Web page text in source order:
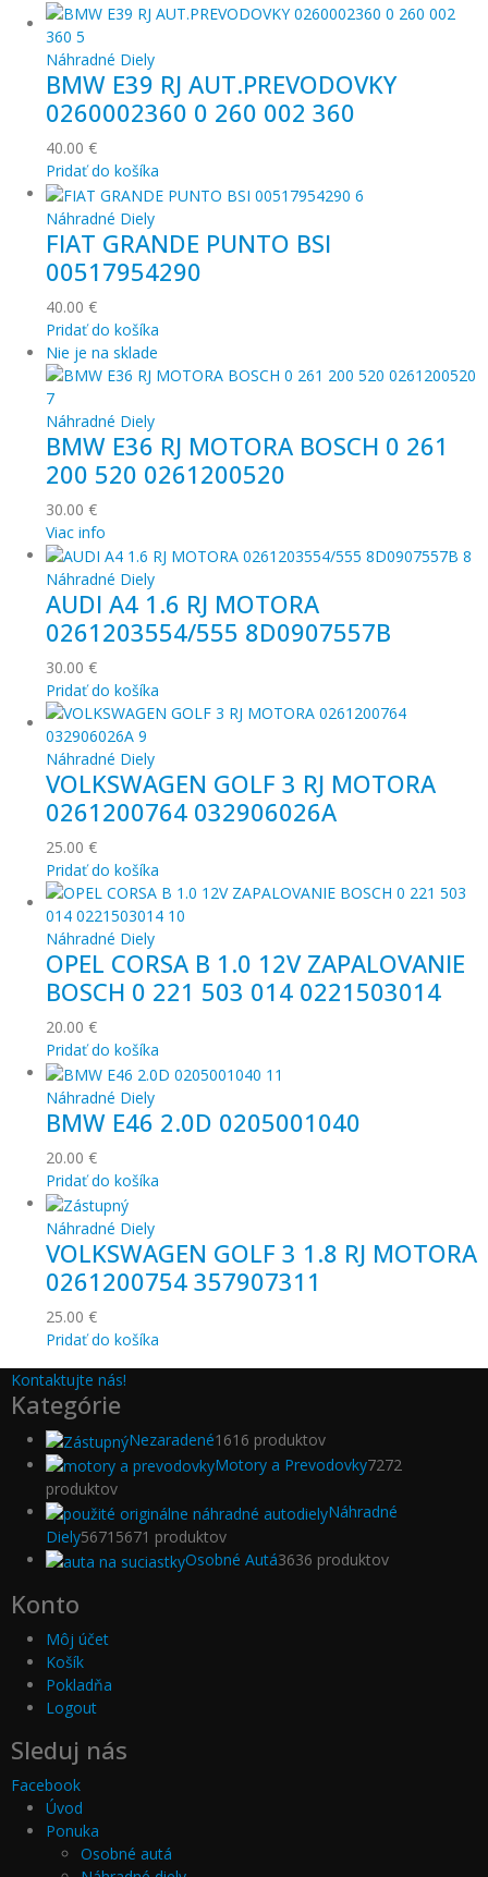
Náhradné Diely
BMW E39 RJ AUT.PREVODOVKY
0260002360 0 260 002 360
40.00 €
Pridať do košíka
Náhradné Diely
FIAT GRANDE PUNTO BSI
00517954290
40.00 €
Pridať do košíka
Nie je na sklade
Náhradné Diely
BMW E36 RJ MOTORA BOSCH 0 261
200 520 0261200520
30.00 €
Viac info
Náhradné Diely
AUDI A4 1.6 RJ MOTORA
0261203554/555 8D0907557B
30.00 €
Pridať do košíka
Náhradné Diely
VOLKSWAGEN GOLF 3 RJ MOTORA
0261200764 032906026A
25.00 €
Pridať do košíka
Náhradné Diely
OPEL CORSA B 1.0 12V ZAPALOVANIE
BOSCH 0 221 503 014 0221503014
20.00 €
Pridať do košíka
Náhradné Diely
BMW E46 2.0D 0205001040
20.00 €
Pridať do košíka
Náhradné Diely
VOLKSWAGEN GOLF 3 1.8 RJ MOTORA
0261200754 357907311
25.00 €
Pridať do košíka
Kontaktujte nás!
Kategórie
Nezaradené1616 produktov
Motory a Prevodovky7272
produktov
Náhradné
Diely5671 5671 produktov
Osobné Autá3636 produktov
Konto
Môj účet
Košík
Pokladňa
Logout
Sleduj nás
Facebook
Úvod
Ponuka
Osobné autá